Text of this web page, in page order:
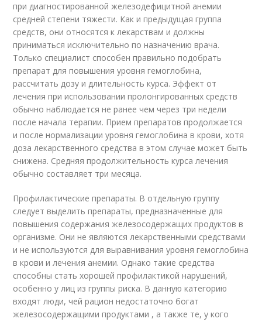
при диагностированной железодефицитной анемии
средней степени тяжести. Как и предыдущая группа
средств, они относятся к лекарствам и должны
приниматься исключительно по назначению врача.
Только специалист способен правильно подобрать
препарат для повышения уровня гемоглобина,
рассчитать дозу и длительность курса. Эффект от
лечения при использовании пролонгированных средств
обычно наблюдается не ранее чем через три недели
после начала терапии. Прием препаратов продолжается
и после нормализации уровня гемоглобина в крови, хотя
доза лекарственного средства в этом случае может быть
снижена. Средняя продолжительность курса лечения
обычно составляет три месяца.
Профилактические препараты. В отдельную группу
следует выделить препараты, предназначенные для
повышения содержания железосодержащих продуктов в
организме. Они не являются лекарственными средствами
и не используются для выравнивания уровня гемоглобина
в крови и лечения анемии. Однако такие средства
способны стать хорошей профилактикой нарушений,
особенно у лиц из группы риска. В данную категорию
входят люди, чей рацион недостаточно богат
железосодержащими продуктами , а также те, у кого